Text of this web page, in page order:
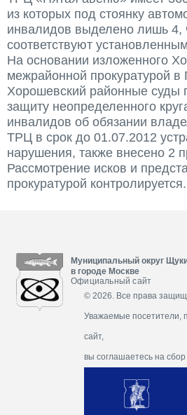
из которых под стоянку
инвалидов выделено лишь 4,
соответствуют
На основании изложенного
межрайонной прокуратурой в
Хорошевский районные суды
защиту неопределенного
инвалидов об обязании
ТРЦ в срок до 01.07.2012
нарушения, также внесено 2
Рассмотрение исков и
прокуратурой контролируется.
Муниципальный округ
в городе Москве
Официальный сайт
© 2026. Все права
Уважаемые посетители,
сайт,
вы соглашаетесь на